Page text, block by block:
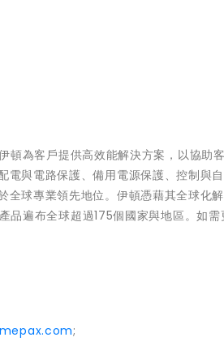
為客戶提供高效能解決方案，以協助
與電路保護、備用電源保護、控制與自
全球專業領先地位。伊頓憑藉其全球化
遍布全球超過175個國家與地區。如需
;